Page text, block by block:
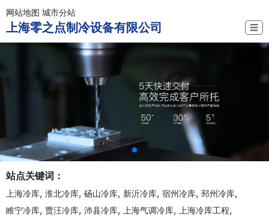
网站地图 城市分站
上海零之点制冷设备有限公司 ☰
站点关键词：
上海冷库, 淮北冷库, 砀山冷库, 新沂冷库, 宿州冷库, 邳州冷库,
睢宁冷库, 贾汪冷库, 沛县冷库, 上海气调冷库, 上海冷库工程,